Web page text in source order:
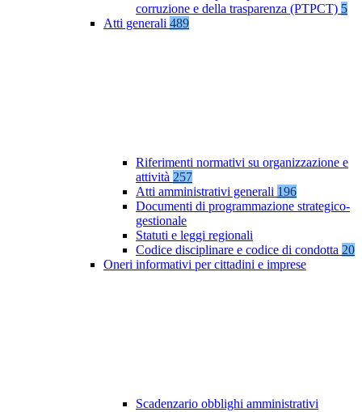
corruzione e della trasparenza (PTPCT) 5
Atti generali 489
Riferimenti normativi su organizzazione e
attività 257
Atti amministrativi generali 196
Documenti di programmazione strategico-
gestionale
Statuti e leggi regionali
Codice disciplinare e codice di condotta 20
Oneri informativi per cittadini e imprese
Scadenzario obblighi amministrativi